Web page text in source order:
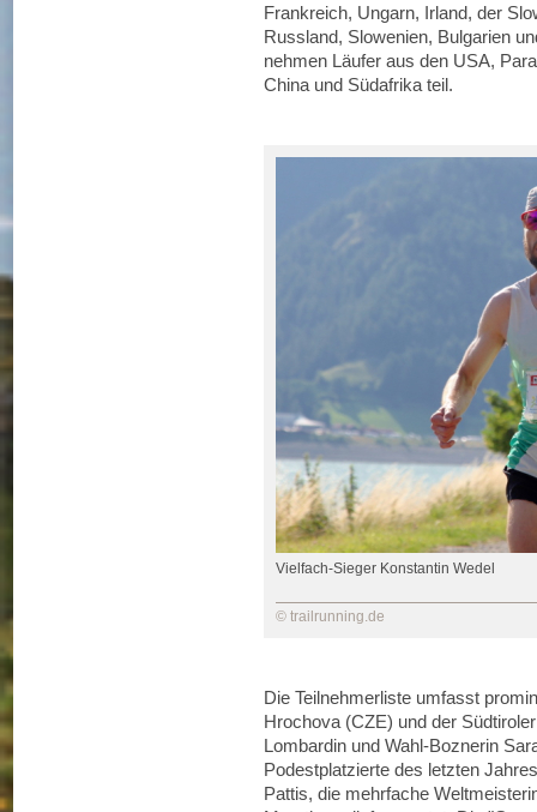
Frankreich, Ungarn, Irland, der
Russland, Slowenien, Bulgarien
nehmen Läufer aus den USA,
China und Südafrika teil.
Vielfach-Sieger Konstantin Wedel
© trailrunning.de
Die Teilnehmerliste umfasst
Hrochova (CZE) und der
Lombardin und Wahl-Boznerin
Podestplatzierte des letzten
Pattis, die mehrfache